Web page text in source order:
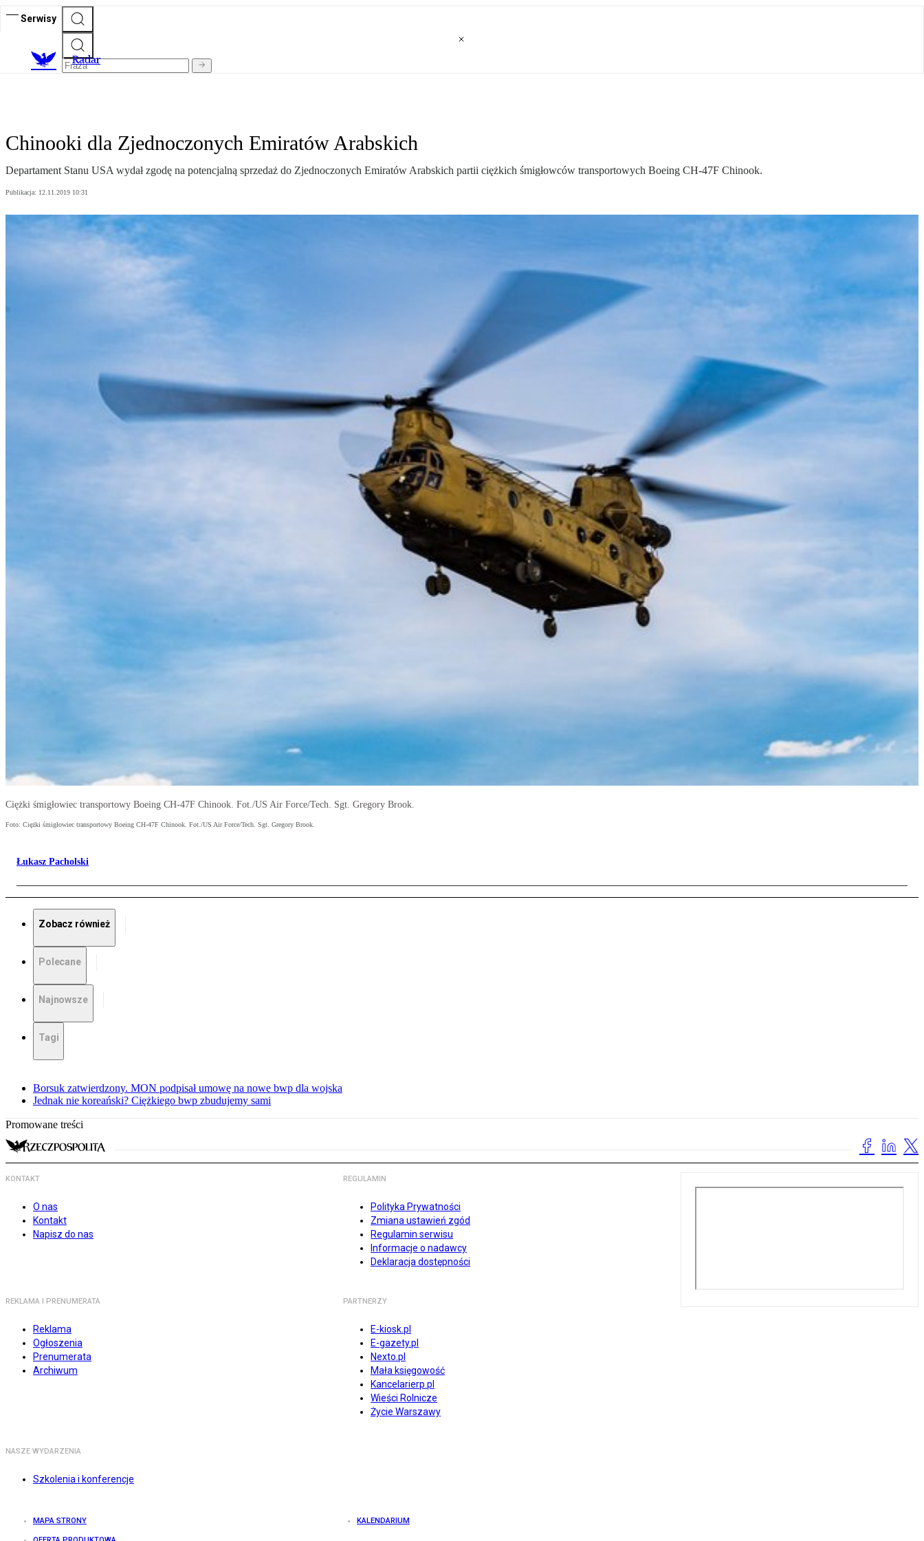
Serwisy
Radar
Chinooki dla Zjednoczonych Emiratów Arabskich
Departament Stanu USA wydał zgodę na potencjalną sprzedaż do Zjednoczonych Emiratów Arabskich partii ciężkich śmigłowców transportowych Boeing CH-47F Chinook.
Publikacja: 12.11.2019 10:31
Ciężki śmigłowiec transportowy Boeing CH-47F Chinook. Fot./US Air Force/Tech. Sgt. Gregory Brook.
Foto: Ciężki śmigłowiec transportowy Boeing CH-47F Chinook. Fot./US Air Force/Tech. Sgt. Gregory Brook.
Łukasz Pacholski
Zobacz również
Polecane
Najnowsze
Tagi
Borsuk zatwierdzony. MON podpisał umowę na nowe bwp dla wojska
Jednak nie koreański? Ciężkiego bwp zbudujemy sami
Promowane treści
KONTAKT
O nas
Kontakt
Napisz do nas
REGULAMIN
Polityka Prywatności
Zmiana ustawień zgód
Regulamin serwisu
Informacje o nadawcy
Deklaracja dostępności
REKLAMA I PRENUMERATA
Reklama
Ogłoszenia
Prenumerata
Archiwum
PARTNERZY
E-kiosk.pl
E-gazety.pl
Nexto.pl
Mała księgowość
Kancelarierp.pl
Wieści Rolnicze
Życie Warszawy
NASZE WYDARZENIA
Szkolenia i konferencje
MAPA STRONY KALENDARIUM